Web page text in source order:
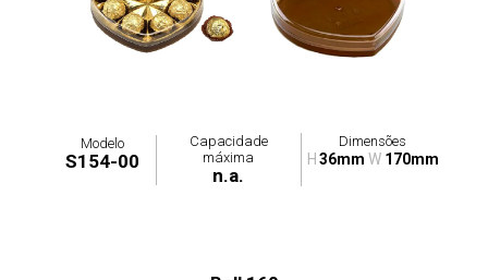
Modelo
S154-00
Capacidade
máxima
n.a.
Dimensões
H 36mm W 170mm